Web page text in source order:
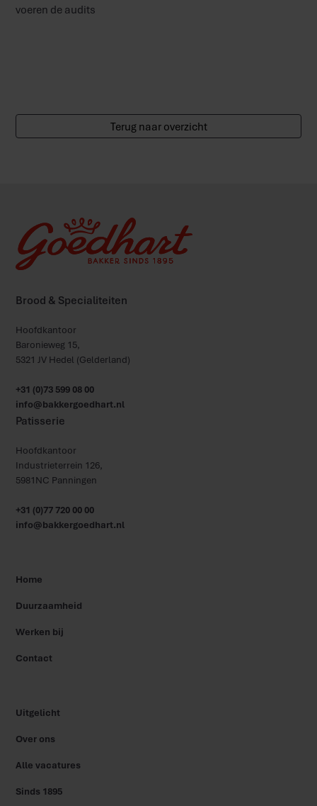
voeren de audits
Terug naar overzicht
Brood & Specialiteiten
Hoofdkantoor
Baronieweg 15,
5321 JV Hedel (Gelderland)
+31 (0)73 599 08 00
info@bakkergoedhart.nl
Patisserie
Hoofdkantoor
Industrieterrein 126,
5981NC Panningen
+31 (0)77 720 00 00
info@bakkergoedhart.nl
Home
Duurzaamheid
Werken bij
Contact
Uitgelicht
Over ons
Alle vacatures
Sinds 1895